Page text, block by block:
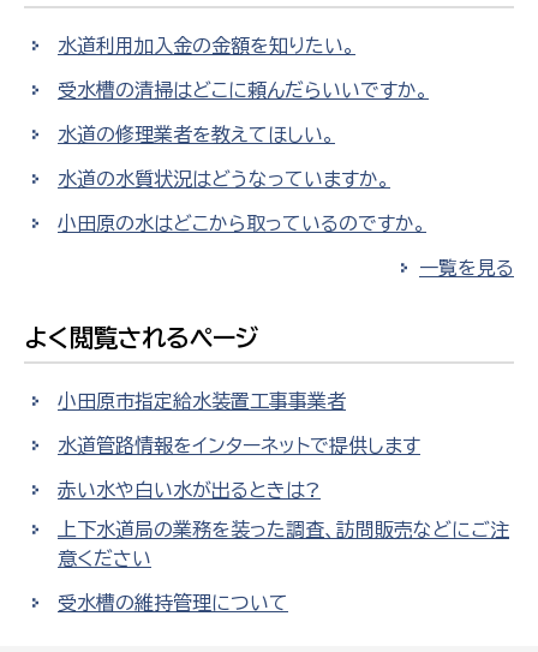
水道利用加入金の金額を知りたい。
受水槽の清掃はどこに頼んだらいいですか。
水道の修理業者を教えてほしい。
水道の水質状況はどうなっていますか。
小田原の水はどこから取っているのですか。
一覧を見る
よく閲覧されるページ
小田原市指定給水装置工事事業者
水道管路情報をインターネットで提供します
赤い水や白い水が出るときは?
上下水道局の業務を装った調査、訪問販売などにご注
意ください
受水槽の維持管理について